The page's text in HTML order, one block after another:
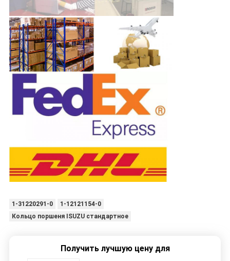
1-31220291-0
1-12121154-0
Кольцо поршеня ISUZU стандартное
Получить лучшую цену для